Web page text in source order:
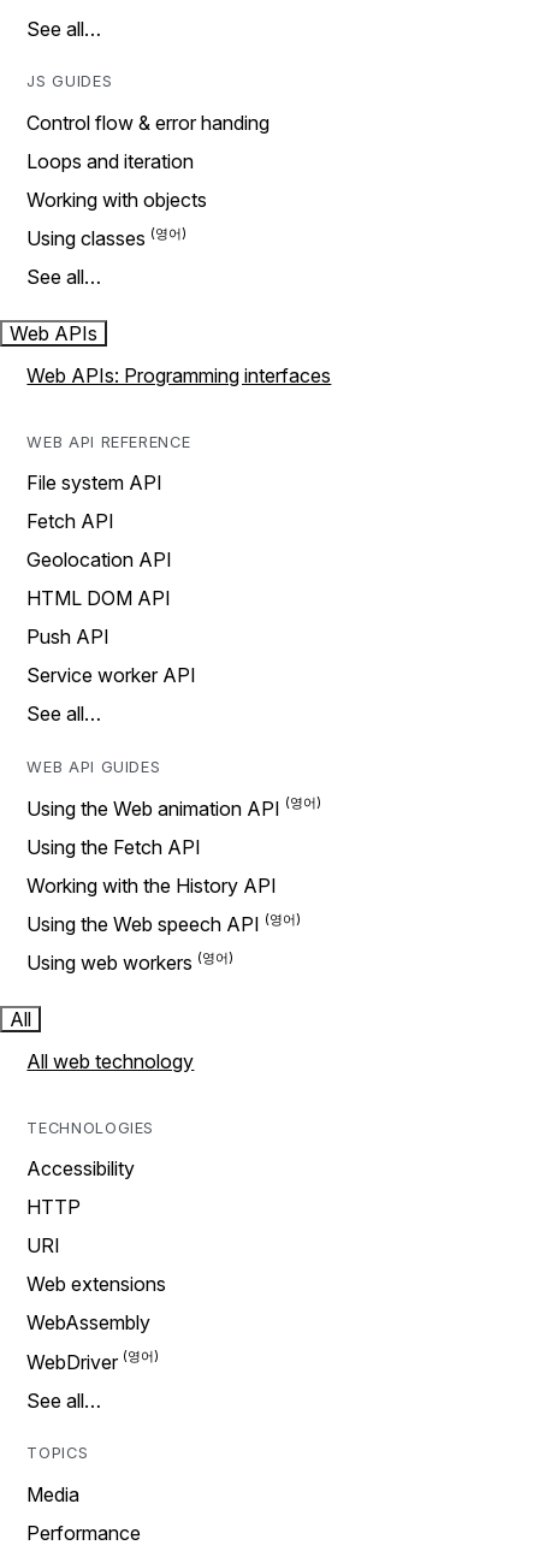
See all…
JS GUIDES
Control flow & error handing
Loops and iteration
Working with objects
Using classes
See all…
Web APIs
Web APIs: Programming interfaces
WEB API REFERENCE
File system API
Fetch API
Geolocation API
HTML DOM API
Push API
Service worker API
See all…
WEB API GUIDES
Using the Web animation API
Using the Fetch API
Working with the History API
Using the Web speech API
Using web workers
All
All web technology
TECHNOLOGIES
Accessibility
HTTP
URI
Web extensions
WebAssembly
WebDriver
See all…
TOPICS
Media
Performance